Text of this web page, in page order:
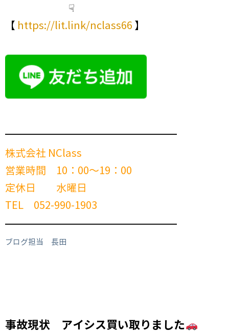
☟
【 https://lit.link/nclass66 】
━━━━━━━━━━━━━━━━━━━━━━━━
株式会社 NClass
営業時間 10：00～19：00
定休日 水曜日
TEL 052-990-1903
━━━━━━━━━━━━━━━━━━━━━━━━
ブログ担当 長田
事故現状 アイシス買い取りました